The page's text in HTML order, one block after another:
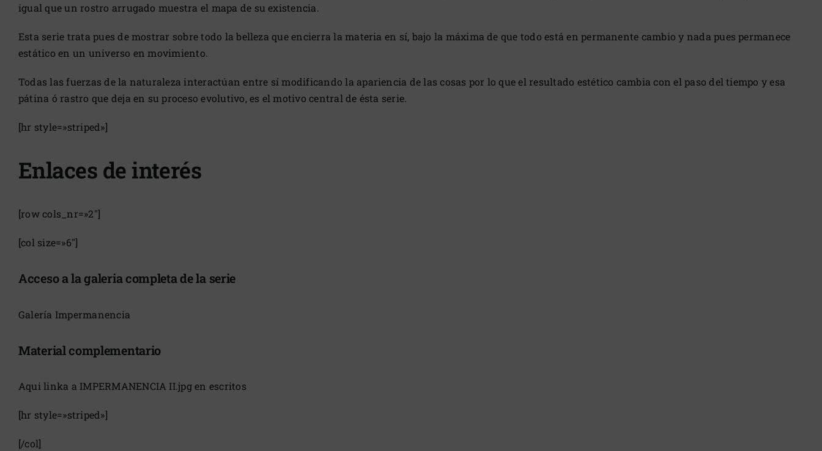
igual que un rostro arrugado muestra el mapa de su existencia.
Esta serie trata pues de mostrar sobre todo la belleza que encierra la materia en sí, bajo la máxima de que todo está en permanente cambio y nada pues permanece
estático en un universo en movimiento.
Todas las fuerzas de la naturaleza interactúan entre sí modificando la apariencia de las cosas por lo que el resultado estético cambia con el paso del tiempo y esa
pátina ó rastro que deja en su proceso evolutivo, es el motivo central de ésta serie.
[hr style=»striped»]
Enlaces de interés
[row cols_nr=»2″]
[col size=»6″]
Acceso a la galeria completa de la serie
Galería Impermanencia
Material complementario
Aqui linka a IMPERMANENCIA II.jpg en escritos
[hr style=»striped»]
[/col]